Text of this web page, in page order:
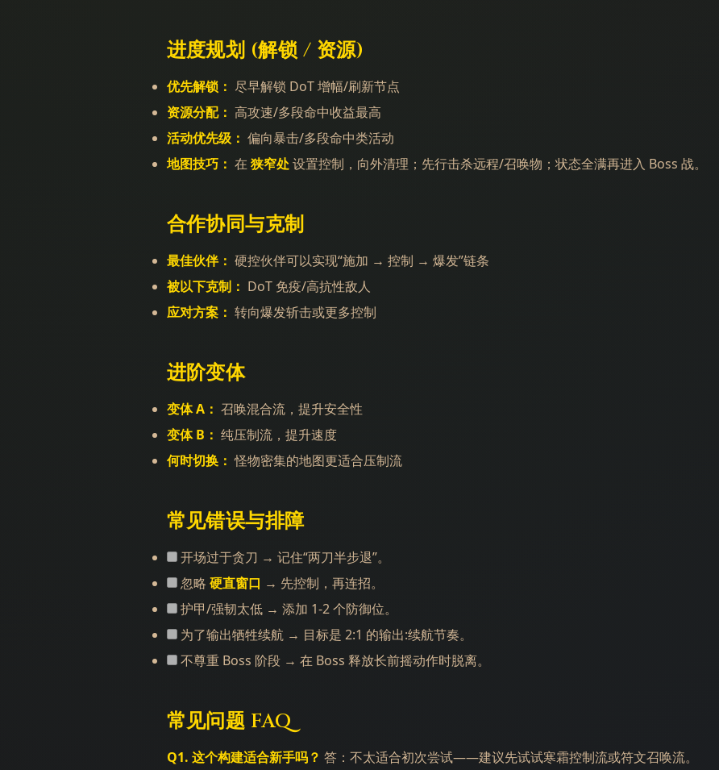
进度规划 (解锁 / 资源)
优先解锁： 尽早解锁 DoT 增幅/刷新节点
资源分配： 高攻速/多段命中收益最高
活动优先级： 偏向暴击/多段命中类活动
地图技巧： 在 狭窄处设置控制，向外清理；先行击杀远程/召唤物；状态全满再进入 Boss 战。
合作协同与克制
最佳伙伴： 硬控伙伴可以实现“施加 → 控制 → 爆发”链条
被以下克制： DoT 免疫/高抗性敌人
应对方案： 转向爆发斩击或更多控制
进阶变体
变体 A： 召唤混合流，提升安全性
变体 B： 纯压制流，提升速度
何时切换： 怪物密集的地图更适合压制流
常见错误与排障
开场过于贪刀 → 记住“两刀半步退”。
忽略 硬直窗口 → 先控制，再连招。
护甲/强韧太低 → 添加 1-2 个防御位。
为了输出牺牲续航 → 目标是 2:1 的输出:续航节奏。
不尊重 Boss 阶段 → 在 Boss 释放长前摇动作时脱离。
常见问题 FAQ
Q1. 这个构建适合新手吗？ 答：不太适合初次尝试——建议先试试寒霜控制流或符文召唤流。